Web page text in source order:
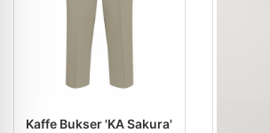
Kaffe Bukser 'KA Sakura'